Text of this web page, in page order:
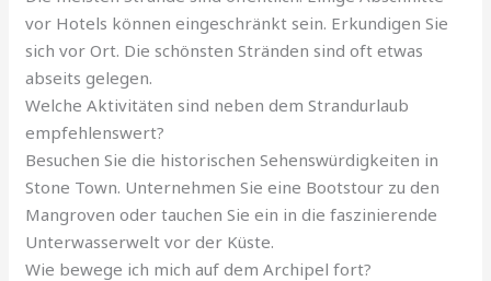
vor Hotels können eingeschränkt sein. Erkundigen Sie
sich vor Ort. Die schönsten Stränden sind oft etwas
abseits gelegen.
Welche Aktivitäten sind neben dem Strandurlaub
empfehlenswert?
Besuchen Sie die historischen Sehenswürdigkeiten in
Stone Town. Unternehmen Sie eine Bootstour zu den
Mangroven oder tauchen Sie ein in die faszinierende
Unterwasserwelt vor der Küste.
Wie bewege ich mich auf dem Archipel fort?